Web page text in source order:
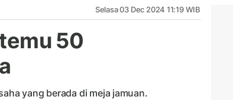
Selasa 03 Dec 2024 11:19 WIB
50
yang berada di meja jamuan.